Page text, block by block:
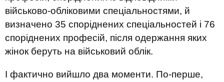
військово-обліковими спеціальностями, й
визначено 35 споріднених спеціальностей і 76
споріднених професій, після одержання яких
жінок беруть на військовий облік.
І фактично вийшло два моменти. По-перше,